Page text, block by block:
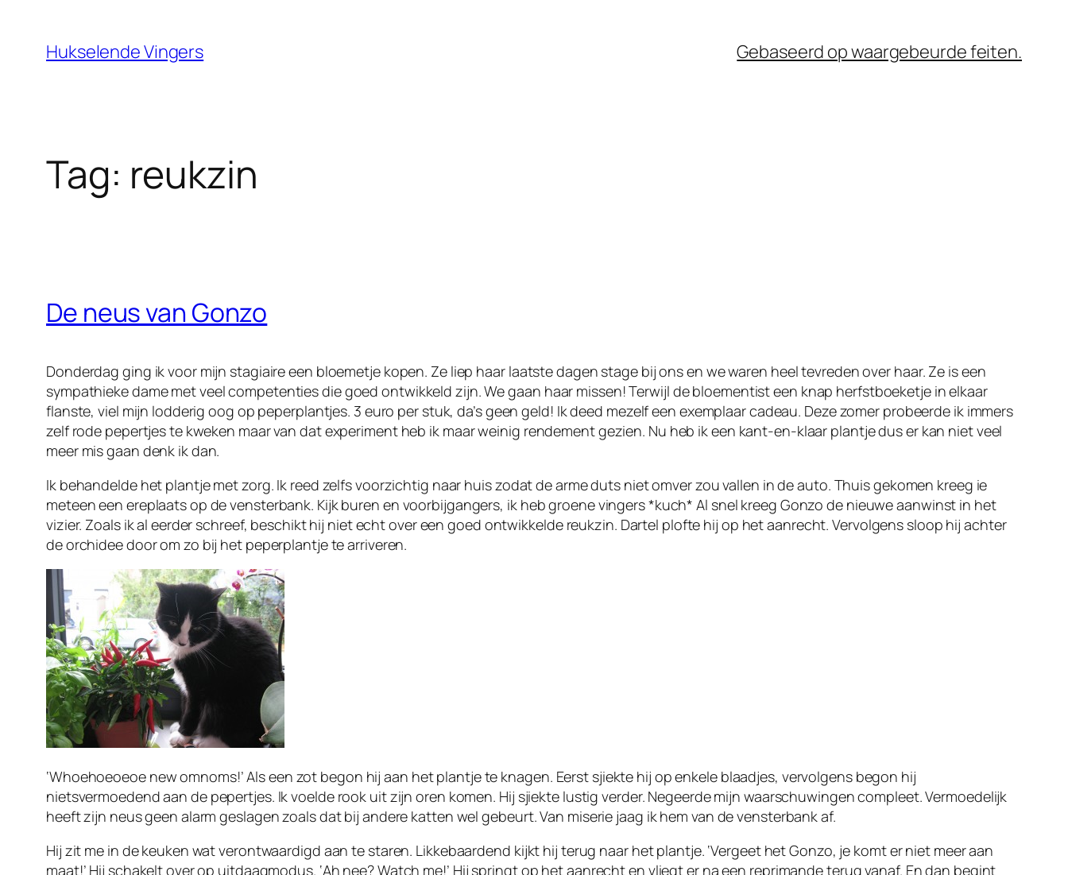
Hukselende Vingers Gebaseerd op waargebeurde feiten.
Tag: reukzin
De neus van Gonzo
Donderdag ging ik voor mijn stagiaire een bloemetje kopen. Ze liep haar laatste dagen stage bij ons en we waren heel tevreden over haar. Ze is een
sympathieke dame met veel competenties die goed ontwikkeld zijn. We gaan haar missen! Terwijl de bloementist een knap herfstboeketje in elkaar
flanste, viel mijn lodderig oog op peperplantjes. 3 euro per stuk, da’s geen geld! Ik deed mezelf een exemplaar cadeau. Deze zomer probeerde ik immers
zelf rode pepertjes te kweken maar van dat experiment heb ik maar weinig rendement gezien. Nu heb ik een kant-en-klaar plantje dus er kan niet veel
meer mis gaan denk ik dan.
Ik behandelde het plantje met zorg. Ik reed zelfs voorzichtig naar huis zodat de arme duts niet omver zou vallen in de auto. Thuis gekomen kreeg ie
meteen een ereplaats op de vensterbank. Kijk buren en voorbijgangers, ik heb groene vingers *kuch* Al snel kreeg Gonzo de nieuwe aanwinst in het
vizier. Zoals ik al eerder schreef, beschikt hij niet echt over een goed ontwikkelde reukzin. Dartel plofte hij op het aanrecht. Vervolgens sloop hij achter
de orchidee door om zo bij het peperplantje te arriveren.
‘Whoehoeoeoe new omnoms!’ Als een zot begon hij aan het plantje te knagen. Eerst sjiekte hij op enkele blaadjes, vervolgens begon hij
nietsvermoedend aan de pepertjes. Ik voelde rook uit zijn oren komen. Hij sjiekte lustig verder. Negeerde mijn waarschuwingen compleet. Vermoedelijk
heeft zijn neus geen alarm geslagen zoals dat bij andere katten wel gebeurt. Van miserie jaag ik hem van de vensterbank af.
Hij zit me in de keuken wat verontwaardigd aan te staren. Likkebaardend kijkt hij terug naar het plantje. ‘Vergeet het Gonzo, je komt er niet meer aan
maat!’ Hij schakelt over op uitdaagmodus. ‘Ah nee? Watch me!’ Hij springt op het aanrecht en vliegt er na een reprimande terug vanaf. En dan begint